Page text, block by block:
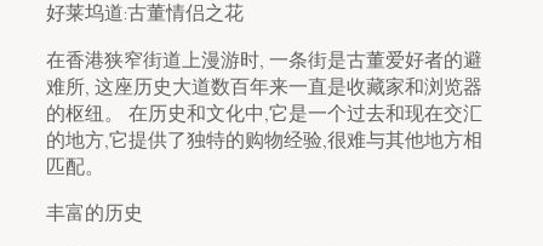
好莱坞道:古董情侣之花
在香港狭窄街道上漫游时, 一条街是古董爱好者的避
难所, 这座历史大道数百年来一直是收藏家和浏览器
的枢纽。 在历史和文化中,它是一个过去和现在交汇
的地方,它提供了独特的购物经验,很难与其他地方相
匹配。
丰富的历史